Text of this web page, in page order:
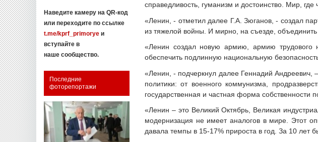
Наведите камеру на QR-код
или переходите по ссылке
t.me/kprf_primorye и
вступайте в
наше сообщество.
Последние
фоторепортажи
справедливость, гуманизм и достоинство. Мир, где
«Ленин, - отметил далее Г.А. Зюганов, - создал
из тяжелой войны. И мирно, на съезде,
«Ленин создал новую армию, армию трудового
обеспечить подлинную национальную
«Ленин, - подчеркнул далее Геннадий Андреевич,
политики: от военного коммунизма,
государственная и частная форма собственности
«Ленин – это Великий Октябрь, Великая
модернизация не имеет аналогов в мире. Этот
давала темпы в 15-17% прироста в год. За 10 лет